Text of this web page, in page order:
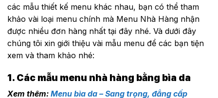
các mẫu thiết kế menu khác nhau, bạn có thể tham
khảo vài loại menu chính mà Menu Nhà Hàng nhận
được nhiều đơn hàng nhất tại đây nhé. Và dưới đây
chúng tôi xin giới thiệu vài mẫu menu để các bạn tiện
xem và tham khảo nhé:
1. Các mẫu menu nhà hàng bằng bìa da
Xem thêm: Menu bìa da – Sang trọng, đẳng cấp